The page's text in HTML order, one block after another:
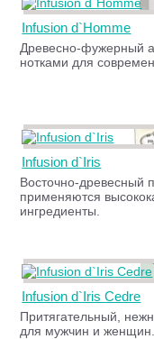
Infusion d`Homme
Древесно-фужерный
нотками для
Infusion d`Iris
Восточно-
применяются
ингредиенты.
Infusion d`Iris Cedre
Притягательный,
для мужчин и женщин.